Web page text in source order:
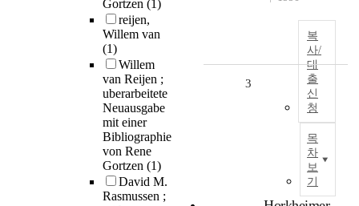
Gortzen (1)
reijen,
Willem van
(1)
Willem
van Reijen ;
uberarbeitete
Neuausgabe
mit einer
Bibliographie
von Rene
Gortzen (1)
David M.
Rasmussen ;
복
사/
대
출
신
청
목
차
보
기
3